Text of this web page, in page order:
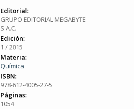
Editorial:
GRUPO EDITORIAL MEGABYTE
S.A.C.
Edición:
1 / 2015
Materia:
Química
ISBN:
978-612-4005-27-5
Páginas:
1054